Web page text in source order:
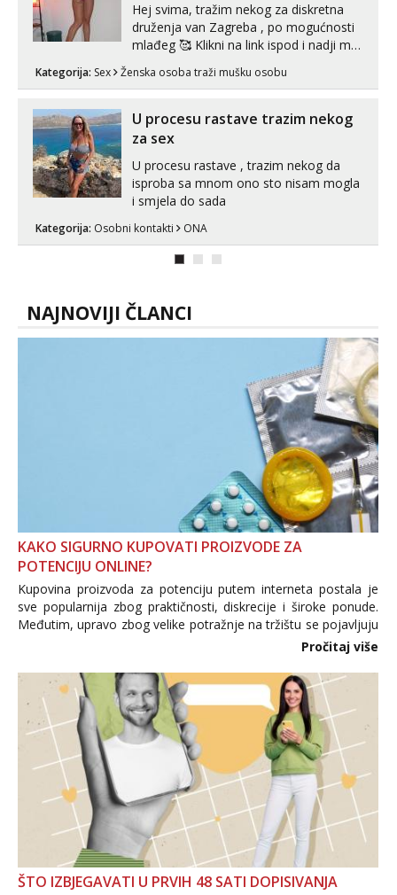
Hej svima, tražim nekog za diskretna
druženja van Zagreba , po mogućnosti
mlađeg 🥰 Klikni na link ispod i nadji me
Kategorija: Sex Ženska osoba traži mušku osobu
U procesu rastave trazim nekog
za sex
U procesu rastave , trazim nekog da
isproba sa mnom ono sto nisam mogla
i smjela do sada
Kategorija: Osobni kontakti ONA
NAJNOVIJI ČLANCI
KAKO SIGURNO KUPOVATI PROIZVODE ZA
POTENCIJU ONLINE?
Kupovina proizvoda za potenciju putem interneta postala je
sve popularnija zbog praktičnosti, diskrecije i široke ponude.
Međutim, upravo zbog velike potražnje na tržištu se pojavljuju
i brojni krivotvoreni proizvodi, nepouzdane internetske
Pročitaj više
ŠTO IZBJEGAVATI U PRVIH 48 SATI DOPISIVANJA